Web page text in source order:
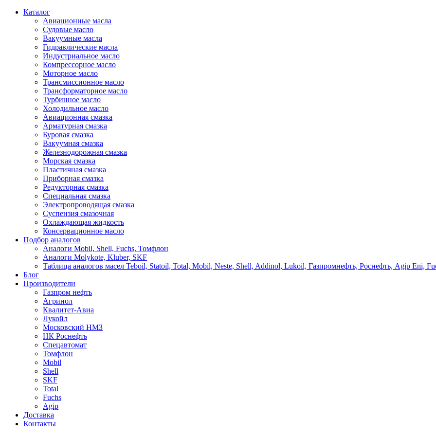
Каталог
Авиационные масла
Судовые масло
Вакуумные масла
Гидравлические масла
Индустриальное масло
Компрессорное масло
Моторное масло
Трансмиссионное масло
Трансформаторное масло
Турбинное масло
Холодильное масло
Авиационная смазка
Арматурная смазка
Буровая смазка
Вакуумная смазка
Железнодорожная смазка
Морская смазка
Пластичная смазка
Приборная смазка
Редукторная смазка
Специальная смазка
Электропроводящая смазка
Суспензия смазочная
Охлаждающая жидкость
Консервационное масло
Подбор аналогов
Аналоги Mobil, Shell, Fuchs, Томфлон
Аналоги Molykote, Kluber, SKF
Таблица аналогов масел Teboil, Statoil, Total, Mobil, Neste, Shell, Addinol, Lukoil, Газпромнефть, Роснефть, Agip Eni,
Блог
Производители
Газпром нефть
Агринол
Квалитет-Авиа
Лукойл
Московский НМЗ
НК Роснефть
Спецавтомат
Томфлон
Mobil
Shell
SKF
Total
Fuchs
Agip
Доставка
Контакты